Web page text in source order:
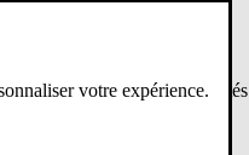
pour défendre les libertés
votre expérience.